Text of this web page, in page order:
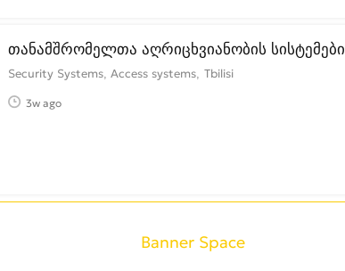
თანამშრომელთა აღრიცხვიანობის სისტემები
Security Systems, Access systems Tbilisi
3w ago
Banner Space